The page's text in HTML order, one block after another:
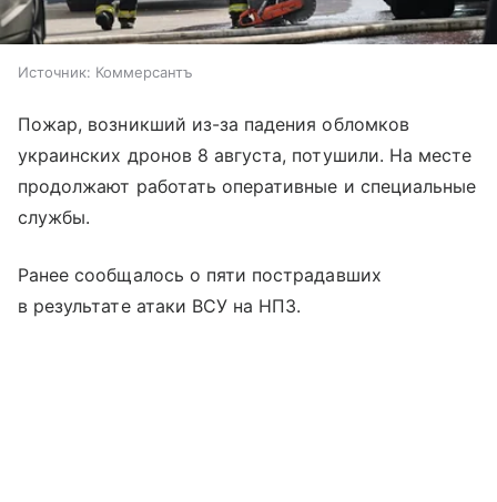
Источник: Коммерсантъ
Пожар, возникший из-за падения обломков
украинских дронов 8 августа, потушили. На месте
продолжают работать оперативные и специальные
службы.
Ранее сообщалось о пяти пострадавших
в результате атаки ВСУ на НПЗ.